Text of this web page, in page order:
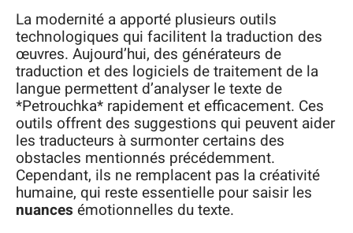
La modernité a apporté plusieurs outils
technologiques qui facilitent la traduction des
œuvres. Aujourd’hui, des générateurs de
traduction et des logiciels de traitement de la
langue permettent d’analyser le texte de
*Petrouchka* rapidement et efficacement. Ces
outils offrent des suggestions qui peuvent aider
les traducteurs à surmonter certains des
obstacles mentionnés précédemment.
Cependant, ils ne remplacent pas la créativité
humaine, qui reste essentielle pour saisir les
nuances émotionnelles du texte.